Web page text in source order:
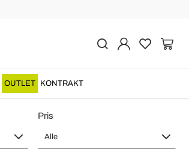
OUTLET KONTRAKT
Pris
Alle